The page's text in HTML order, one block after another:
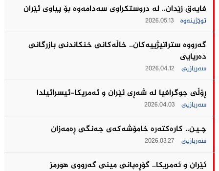
فایەق زێدان.. له‌ دروستكراوی سه‌دامه‌وه‌ بۆ پیاوی ئێران
توێژینەوە 2026.05.13
گه‌رووه‌ ستراتیژییه‌كان.. خاڵه‌كانی خنكاندنی بازرگانی
ده‌ریایی
سەربازیی 2026.04.12
ڕۆڵی جوگرافیا لە شەڕی ئێران و ئەمریکا-ئیسرائیلدا
سەربازیی 2026.04.03
چـیـن.. كاره‌كته‌ره‌ خامۆشه‌كه‌ی جه‌نگى ڕه‌مه‌زان
سەربازیی 2026.03.27
ئێران و ئه‌مریكا.. گۆڕەپانی مینی گه‌رووی هورمز